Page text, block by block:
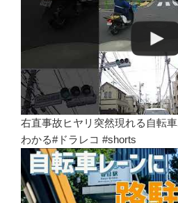
右直事故ヒヤリ突然現れる自転車
わかる#ドラレコ #shorts